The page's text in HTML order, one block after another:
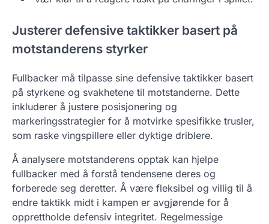
Justerer defensive taktikker basert på
motstanderens styrker
Fullbacker må tilpasse sine defensive taktikker basert
på styrkene og svakhetene til motstanderne. Dette
inkluderer å justere posisjonering og
markeringsstrategier for å motvirke spesifikke trusler,
som raske vingspillere eller dyktige driblere.
Å analysere motstanderens opptak kan hjelpe
fullbacker med å forstå tendensene deres og
forberede seg deretter. Å være fleksibel og villig til å
endre taktikk midt i kampen er avgjørende for å
opprettholde defensiv integritet. Regelmessige